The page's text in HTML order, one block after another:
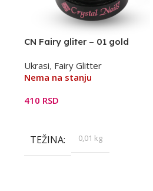
CN Fairy gliter – 01 gold
Ukrasi, Fairy Glitter
Nema na stanju
410 RSD
TEŽINA 0,01 kg